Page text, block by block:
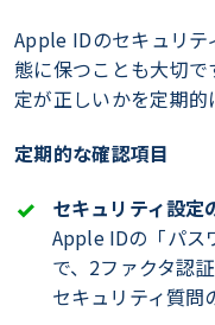
Apple IDのセキュリテ
態に保つことも大切
定が正しいかを定期的
定期的な確認項目
セキュリティ設定
Apple IDの「パス
で、2ファクタ認
セキュリティ質問